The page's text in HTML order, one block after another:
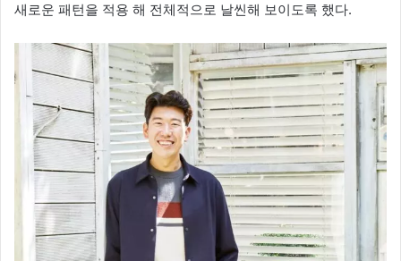
새로운 패턴을 적용 해 전체적으로 날씬해 보이도록 했다.